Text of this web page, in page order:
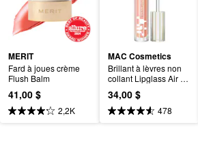
MERIT
Fard à joues crème
Flush Balm
41,00 $
2,2K
MAC Cosmetics
Brillant à lèvres non
collant Lipglass Air
avec lustre miroitant
34,00 $
478